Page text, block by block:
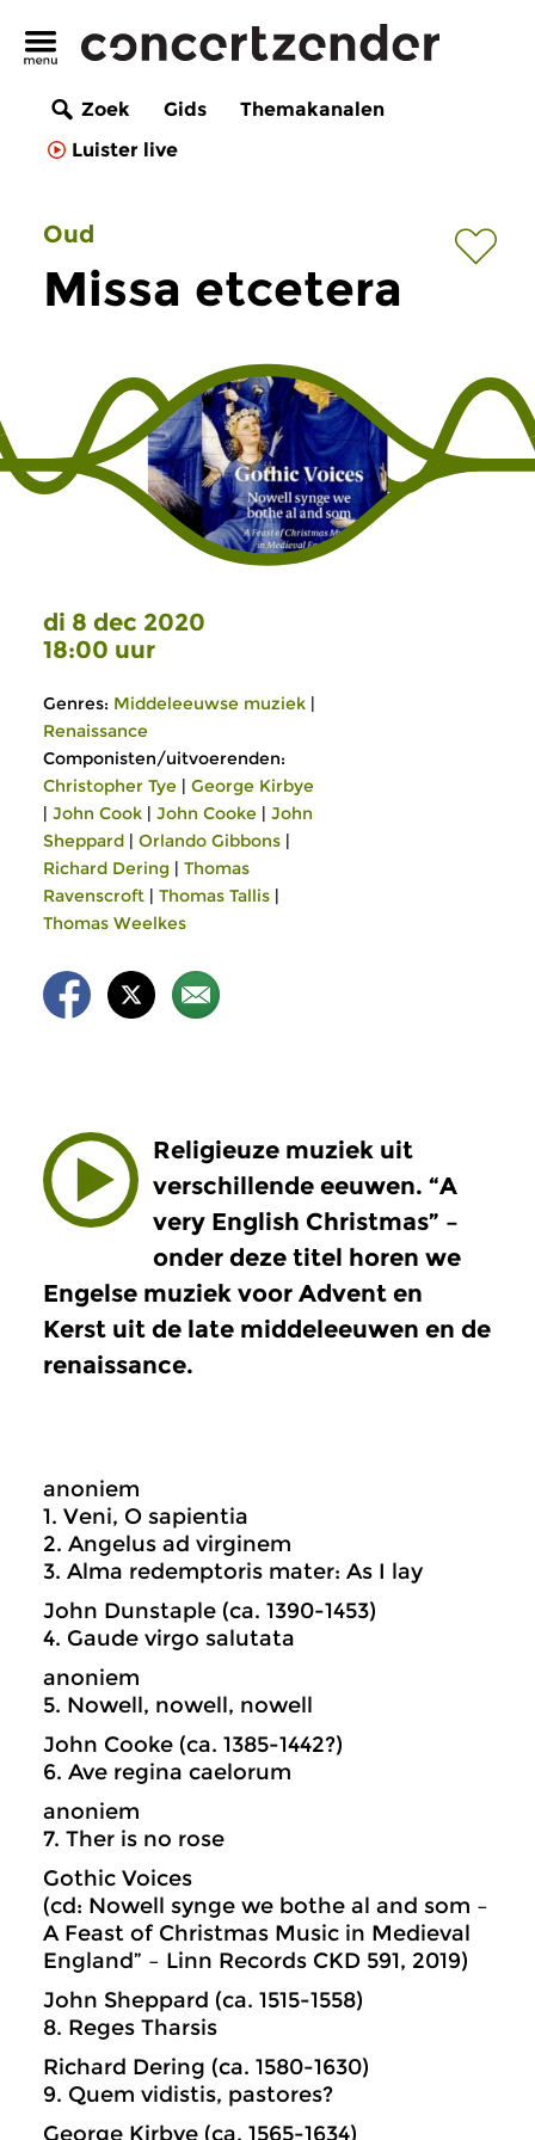
Zoek Gids
Themakanalen
Luister live
Oud
Missa etcetera
di 8 dec 2020
18:00 uur
Genres: Middeleeuwse muziek |
Renaissance
Componisten/uitvoerenden:
Christopher Tye | George Kirbye
| John Cook | John Cooke | John
Sheppard | Orlando Gibbons |
Richard Dering | Thomas
Ravenscroft | Thomas Tallis |
Thomas Weelkes
Religieuze muziek uit
verschillende eeuwen. “A
very English Christmas” –
onder deze titel horen we
Engelse muziek voor Advent en
Kerst uit de late middeleeuwen en de
renaissance.
anoniem
1. Veni, O sapientia
2. Angelus ad virginem
3. Alma redemptoris mater: As I lay
John Dunstaple (ca. 1390-1453)
4. Gaude virgo salutata
anoniem
5. Nowell, nowell, nowell
John Cooke (ca. 1385-1442?)
6. Ave regina caelorum
anoniem
7. Ther is no rose
Gothic Voices
(cd: Nowell synge we bothe al and som –
A Feast of Christmas Music in Medieval
England” – Linn Records CKD 591, 2019)
John Sheppard (ca. 1515-1558)
8. Reges Tharsis
Richard Dering (ca. 1580-1630)
9. Quem vidistis, pastores?
George Kirbye (ca. 1565-1634)